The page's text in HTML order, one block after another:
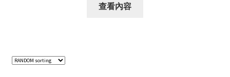
查看內容